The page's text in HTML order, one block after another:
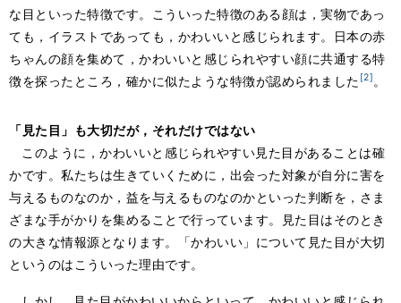
な目といった特徴です。こういった特徴のある顔は，実物であっ
ても，イラストであっても，かわいいと感じられます。日本の赤
ちゃんの顔を集めて，かわいいと感じられやすい顔に共通する特
徴を探ったところ，確かに似たような特徴が認められました [2] 。
「見た目」も大切だが，それだけではない
このように，かわいいと感じられやすい見た目があることは確
かです。私たちは生きていくために，出会った対象が自分に害を
与えるものなのか，益を与えるものなのかといった判断を，さま
ざまな手がかりを集めることで行っています。見た目はそのとき
の大きな情報源となります。「かわいい」について見た目が大切
というのはこういった理由です。